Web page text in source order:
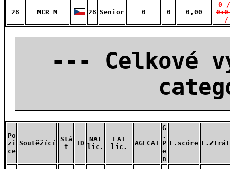
28 MCR M 28 Senior 0 0 0,00
0 /
/
--- Celkové
Po
zi
ce
Soutěžící
Stá
t
ID
NAT
lic.
FAI
lic.
AGECAT
G
.
P
e
n
F.scóre